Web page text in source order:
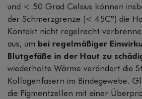
und < 50 Grad Celsius können
der Schmerzgrenze (< 45C°) die
Kontakt nicht regelrecht
aus, um bei regelmäßiger
Blutgefäße in der Haut zu
wiederholte Wärme verändert die
Kollagenfasern im Bindegewebe.
die Pigmentzellen mit einer